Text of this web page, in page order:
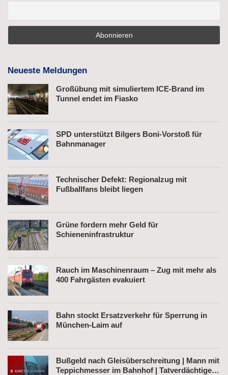
Neueste Meldungen
Großübung mit simuliertem ICE-Brand im
Tunnel endet im Fiasko
SPD unterstützt Bilgers Boni-Vorstoß für
Bahnmanager
Technischer Defekt: Regionalzug mit
Fußballfans bleibt liegen
Grüne fordern mehr Geld für
Schieneninfrastruktur
Rauch im Maschinenraum – Zug mit mehr als
400 Fahrgästen evakuiert
Bahn stockt Ersatzverkehr für Sperrung in
München-Laim auf
Bußgeld nach Gleisüberschreitung | Mann mit
Teppichmesser im Bahnhof | Tatverdächtiger